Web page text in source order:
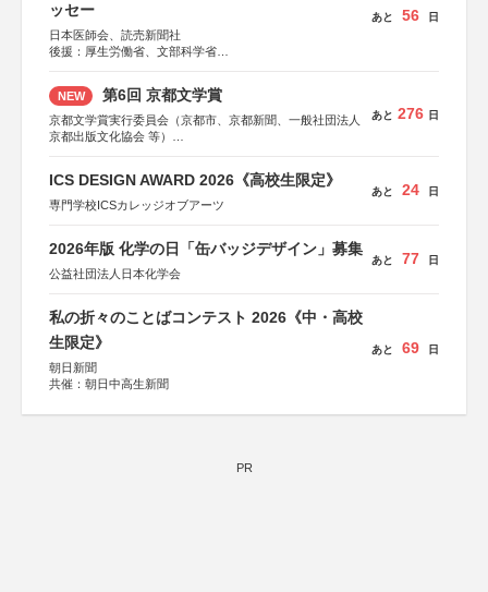
ッセー
日本医師会、読売新聞社
後援：厚生労働省、文部科学省
しん生命保険株式会社
あと 56 日
NEW 第6回 京都文学賞
京都文学賞実行委員会（京都市、京都新聞、一般社団法人
京都出版文化協会 等）
KADOKAWA、河出書房新社、幻冬舎、講談社、光文社、
集英社、小学館、祥伝社、新潮社、淡交社、ちいさいミシ
マ社、徳間書店、早川書房、PHP研究所、双葉社、文藝春
あと 276 日
ICS DESIGN AWARD 2026《高校生限定》
専門学校ICSカレッジオブアーツ
あと 24 日
2026年版 化学の日「缶バッジデザイン」募集
公益社団法人日本化学会
あと 77 日
私の折々のことばコンテスト 2026《中・高校
生限定》
朝日新聞
共催：朝日中高生新聞
あと 69 日
PR